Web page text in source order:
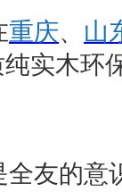
重庆、 山
实木环
友的意